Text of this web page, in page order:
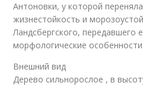
Антоновки, у которой
жизнестойкость и
Ландсбергского, передавшего
морфологические
Внешний вид
Дерево сильнорослое , в